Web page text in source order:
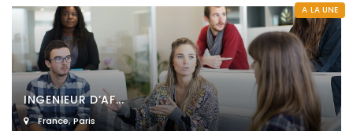
A LA UNE
INGENIEUR D’AF...
France,Paris